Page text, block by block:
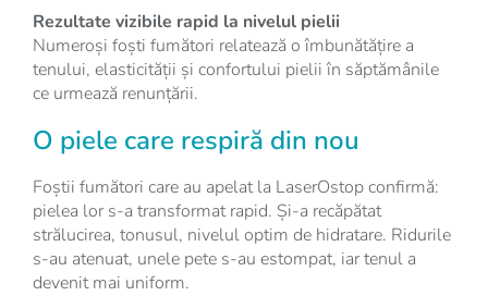
Rezultate vizibile rapid la nivelul pielii
Numeroși foști fumători relatează o îmbunătățire a
tenului, elasticității și confortului pielii în săptămânile
ce urmează renunțării.
O piele care respiră din nou
Foștii fumători care au apelat la LaserOstop confirmă:
pielea lor s-a transformat rapid. Și-a recăpătat
strălucirea, tonusul, nivelul optim de hidratare. Ridurile
s-au atenuat, unele pete s-au estompat, iar tenul a
devenit mai uniform.